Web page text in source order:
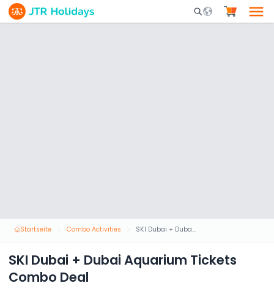
Mobile Search
Startseite Combo Activities SKI Dubai + Dubai Aquarium Tickets Combo Deal
SKI Dubai + Dubai Aquarium Tickets
Combo Deal